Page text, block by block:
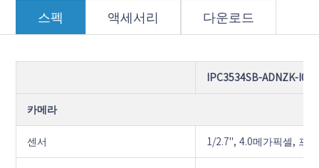
스펙 액세서리 다운로드
IPC3534SB-ADNZK-I0
카메라
센서 1/2.7", 4.0메가픽셀, 프